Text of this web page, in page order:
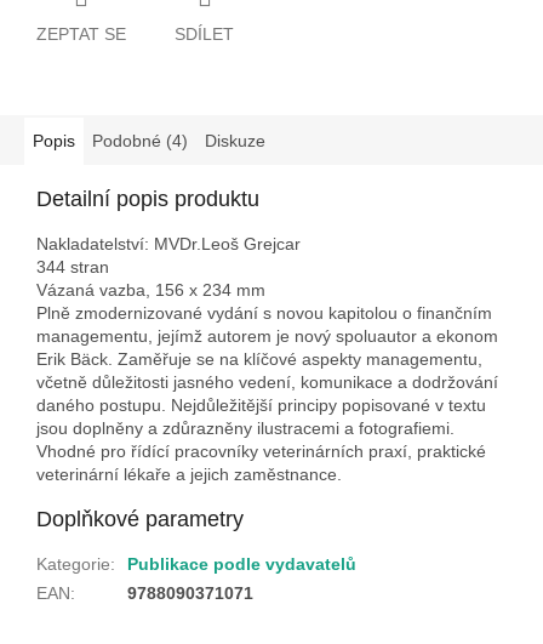
ZEPTAT SE SDÍLET
Popis Podobné (4) Diskuze
Detailní popis produktu
Nakladatelství: MVDr.Leoš Grejcar
344 stran
Vázaná vazba, 156 x 234 mm
Plně zmodernizované vydání s novou kapitolou o finančním
managementu, jejímž autorem je nový spoluautor a ekonom
Erik Bäck. Zaměřuje se na klíčové aspekty managementu,
včetně důležitosti jasného vedení, komunikace a dodržování
daného postupu. Nejdůležitější principy popisované v textu
jsou doplněny a zdůrazněny ilustracemi a fotografiemi.
Vhodné pro řídící pracovníky veterinárních praxí, praktické
veterinární lékaře a jejich zaměstnance.
Doplňkové parametry
Kategorie:
Publikace podle vydavatelů
EAN: 9788090371071